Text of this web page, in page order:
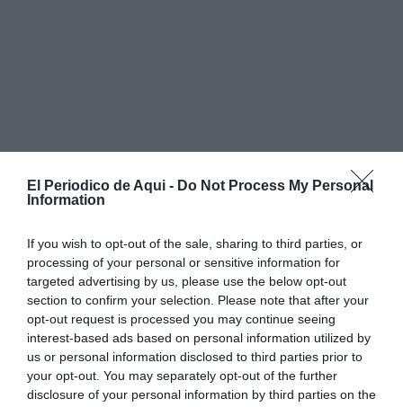
El Periodico de Aqui - Do Not Process My Personal
Information
If you wish to opt-out of the sale, sharing to third parties, or
processing of your personal or sensitive information for
targeted advertising by us, please use the below opt-out
section to confirm your selection. Please note that after your
opt-out request is processed you may continue seeing
interest-based ads based on personal information utilized by
us or personal information disclosed to third parties prior to
your opt-out. You may separately opt-out of the further
disclosure of your personal information by third parties on the
Durant el cap de setmana, els carrers i espais amb
encant d’Olocau es transformaran enescenaris oberts
amb una programació pensada per a tots els públics